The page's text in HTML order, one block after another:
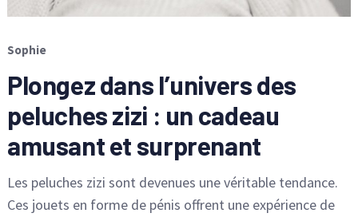
Sophie
Plongez dans l’univers des
peluches zizi : un cadeau
amusant et surprenant
Les peluches zizi sont devenues une véritable tendance.
Ces jouets en forme de pénis offrent une expérience de